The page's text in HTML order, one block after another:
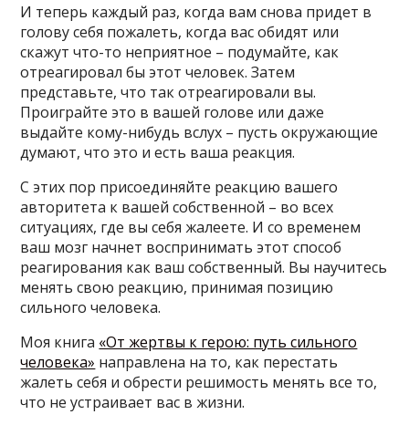
И теперь каждый раз, когда вам снова придет в
голову себя пожалеть, когда вас обидят или
скажут что-то неприятное – подумайте, как
отреагировал бы этот человек. Затем
представьте, что так отреагировали вы.
Проиграйте это в вашей голове или даже
выдайте кому-нибудь вслух – пусть окружающие
думают, что это и есть ваша реакция.
С этих пор присоединяйте реакцию вашего
авторитета к вашей собственной – во всех
ситуациях, где вы себя жалеете. И со временем
ваш мозг начнет воспринимать этот способ
реагирования как ваш собственный. Вы научитесь
менять свою реакцию, принимая позицию
сильного человека.
Моя книга «От жертвы к герою: путь сильного
человека» направлена на то, как перестать
жалеть себя и обрести решимость менять все то,
что не устраивает вас в жизни.